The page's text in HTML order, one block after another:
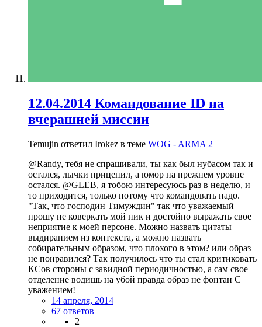
12.04.2014 Командование ID на
вчерашней миссии
Temujin ответил Irokez в теме WOG - ARMA 2
@Randy, тебя не спрашивали, ты как был нубасом так и
остался, лычки прицепил, а юмор на прежнем уровне
остался. @GLEB, я тобою интересуюсь раз в неделю, и
то приходится, только потому что командовать надо.
"Так, что господин Тимуждин" так что уважаемый
прошу не коверкать мой ник и достойно выражать свое
неприятие к моей персоне. Можно назвать цитаты
выдиранием из контекста, а можно назвать
собирательным образом, что плохого в этом? или образ
не понравился? Так получилось что ты стал критиковать
КСов стороны с завидной периодичностью, а сам свое
отделение водишь на убой правда образ не фонтан С
уважением!
14 апреля, 2014
67 ответов
2